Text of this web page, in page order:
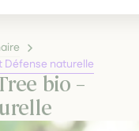
Défense naturelle
bio –